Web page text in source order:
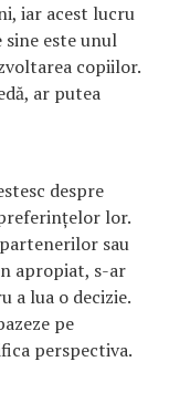
iar acest lucru
sine este unul
copiilor.
ar putea
despre
lor.
sau
apropiat, s-ar
a lua o decizie.
pe
perspectiva.